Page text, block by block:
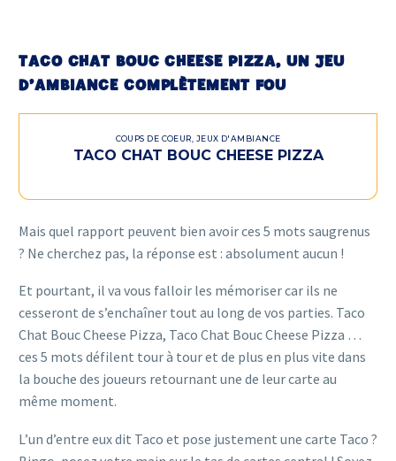
TACO CHAT BOUC CHEESE PIZZA, UN JEU
D’AMBIANCE COMPLÈTEMENT FOU
COUPS DE COEUR JEUX D'AMBIANCE
TACO CHAT BOUC CHEESE PIZZA
Mais quel rapport peuvent bien avoir ces 5 mots saugrenus
? Ne cherchez pas, la réponse est : absolument aucun !
Et pourtant, il va vous falloir les mémoriser car ils ne
cesseront de s’enchaîner tout au long de vos parties. Taco
Chat Bouc Cheese Pizza, Taco Chat Bouc Cheese Pizza …
ces 5 mots défilent tour à tour et de plus en plus vite dans
la bouche des joueurs retournant une de leur carte au
même moment.
L’un d’entre eux dit Taco et pose justement une carte Taco ?